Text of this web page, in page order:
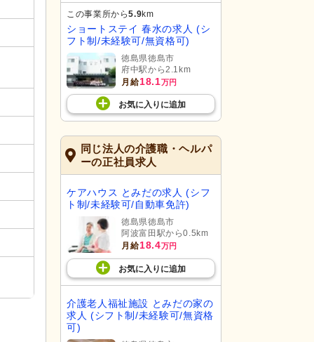
この事業所から5.9km
ショートステイ 春水の求人 (シ
フト制/未経験可/無資格可)
徳島県徳島市
府中駅から2.1km
月給18.1万円
お気に入り に追加
同じ法人の介護職・ヘルパ
ーの正社員求人
ケアハウス とみだの求人 (シフ
ト制/未経験可/自動車免許)
徳島県徳島市
阿波富田駅から0.5km
月給18.4万円
お気に入り に追加
介護老人福祉施設 とみだの家の
求人 (シフト制/未経験可/無資格
可)